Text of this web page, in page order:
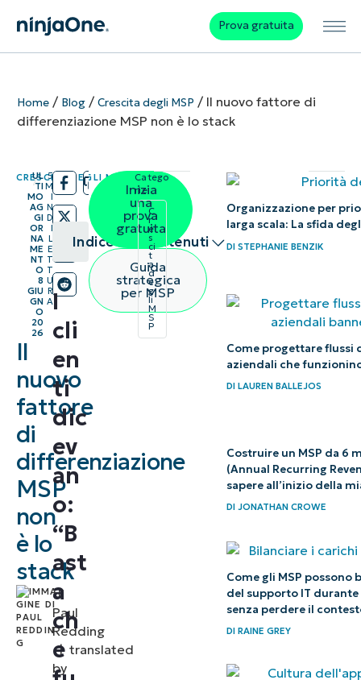
Prova gratuita
Home/ Blog/ Crescita degli MSP / Il nuovo fattore di
differenziazione MSP non è lo stack
CRESCITA DEGLI MSP
/
UL
TI
MO
AG
GI
OR
NA
ME
NT
O
8
GIU
GN
O
20
26
/
5
M
I
N
D
I
L
E
T
T
U
R
A
Il
nuovo
fattore
di
differenziazione
MSP
non
è lo
stack
di
Paul
Redding
| translated
by
Indice dei contenuti
Riepilogo
I clienti
dicevano:
funzioni”
degli
clienti,
I
cli
en
ti
dic
ev
an
o:
“B
ast
a
ch
e
Inizia
una
prova
gratuita
Guida
strategica
per MSP
Catego
rie:
C
r
e
s
ci
t
a
d
e
g
li
M
S
P
Organizzazione per
larga scala: La sfida
DISTEPHANIE BENZIK
Come progettare flussi
aziendali che
DILAUREN BALLEJOS
Costruire un MSP da 6
(Annual Recurring
sapere all’inizio della
DIJONATHAN CROWE
Come gli MSP possono
del supporto IT
senza perdere il
DIRAINE GREY